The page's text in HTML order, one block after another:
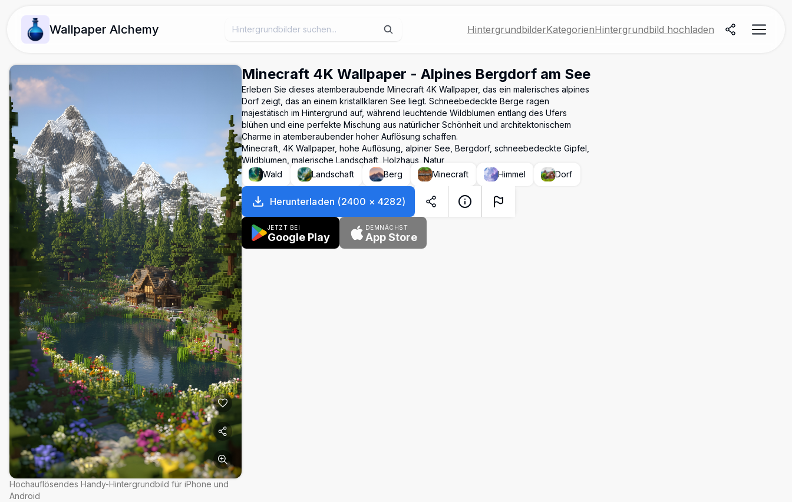
Wallpaper Alchemy HintergrundbilderKategorienHintergrundbild hochladen
Hochauflösendes Handy-Hintergrundbild für iPhone und
Android
Minecraft 4K Wallpaper - Alpines Bergdorf am See
Erleben Sie dieses atemberaubende Minecraft 4K Wallpaper, das ein malerisches alpines
Dorf zeigt, das an einem kristallklaren See liegt. Schneebedeckte Berge ragen
majestätisch im Hintergrund auf, während leuchtende Wildblumen entlang des Ufers
blühen und eine perfekte Mischung aus natürlicher Schönheit und architektonischem
Charme in atemberaubender hoher Auflösung schaffen.
Minecraft, 4K Wallpaper, hohe Auflösung, alpiner See, Bergdorf, schneebedeckte Gipfel,
Wildblumen, malerische Landschaft, Holzhaus, Natur
Wald
Landschaft Berg Minecraft Himmel Dorf
Herunterladen (2400 ×4282)
JETZT BEI
Google Play
DEMNÄCHST
App Store